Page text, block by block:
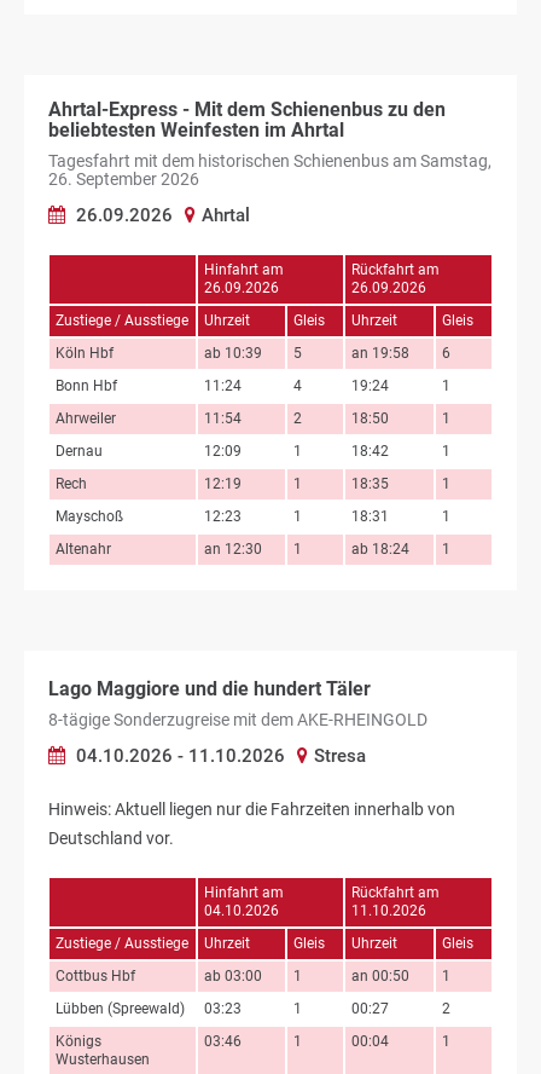
Ahrtal-Express - Mit dem Schienenbus zu den
beliebtesten Weinfesten im Ahrtal
Tagesfahrt mit dem historischen Schienenbus am Samstag,
26. September 2026
26.09.2026 Ahrtal
Hinfahrt am
26.09.2026
Rückfahrt am
26.09.2026
Zustiege / Ausstiege
Uhrzeit Gleis Uhrzeit
Gleis
Köln Hbf
ab 10:39 5 an 19:58
6
Bonn Hbf
11:24 4 19:24
1
Ahrweiler
11:54 2 18:50
1
Dernau
12:09 1 18:42
1
Rech
12:19 1 18:35
1
Mayschoß
12:23 1 18:31
1
Altenahr
an 12:30 1 ab 18:24 1
Lago Maggiore und die hundert Täler
8-tägige Sonderzugreise mit dem AKE-RHEINGOLD
04.10.2026 - 11.10.2026 Stresa
Hinweis: Aktuell liegen nur die Fahrzeiten innerhalb von
Deutschland vor.
Hinfahrt am
04.10.2026
Rückfahrt am
11.10.2026
Zustiege / Ausstiege
Uhrzeit Gleis Uhrzeit
Gleis
Cottbus Hbf
ab 03:00 1 an 00:50
1
Lübben (Spreewald)
03:23 1 00:27
2
Königs
Wusterhausen
03:46 1 00:04 1